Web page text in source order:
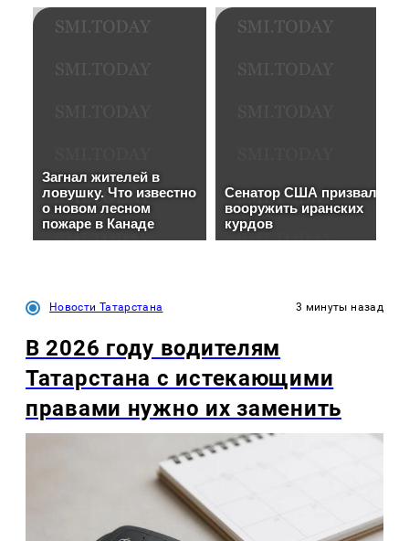
Новости Татарстана 3 минуты назад
В 2026 году водителям
Татарстана с истекающими
правами нужно их заменить